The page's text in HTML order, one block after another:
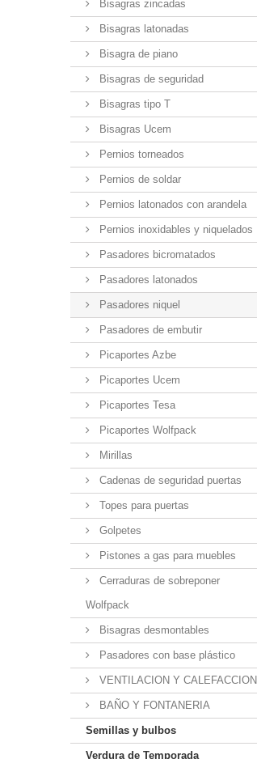
Bisagras zincadas
Bisagras latonadas
Bisagra de piano
Bisagras de seguridad
Bisagras tipo T
Bisagras Ucem
Pernios torneados
Pernios de soldar
Pernios latonados con arandela
Pernios inoxidables y niquelados
Pasadores bicromatados
Pasadores latonados
Pasadores niquel
Pasadores de embutir
Picaportes Azbe
Picaportes Ucem
Picaportes Tesa
Picaportes Wolfpack
Mirillas
Cadenas de seguridad puertas
Topes para puertas
Golpetes
Pistones a gas para muebles
Cerraduras de sobreponer
Wolfpack
Bisagras desmontables
Pasadores con base plástico
VENTILACION Y CALEFACCION
BAÑO Y FONTANERIA
Semillas y bulbos
Verdura de Temporada